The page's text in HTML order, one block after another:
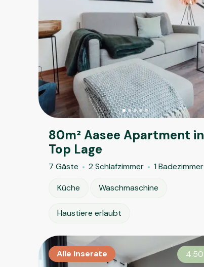
80m² Aasee Apartment in
Top Lage
7 Gäste 2 Schlafzimmer
1 Badezimmer
Küche
Waschmaschine
Haustiere erlaubt
Alle Inserate 4.50